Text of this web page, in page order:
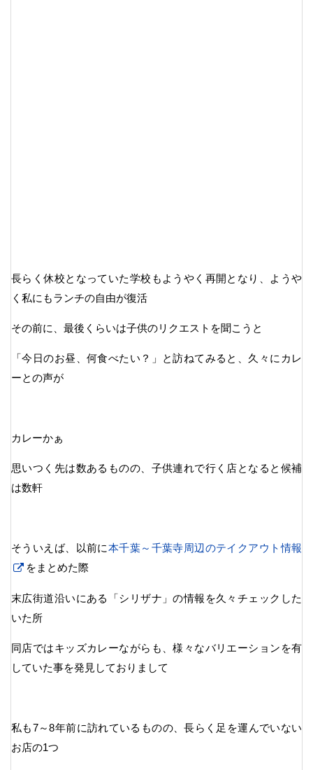
長らく休校となっていた学校もようやく再開となり、ようや
く私にもランチの自由が復活
その前に、最後くらいは子供のリクエストを聞こうと
「今日のお昼、何食べたい？」と訪ねてみると、久々にカレ
ーとの声が
カレーかぁ
思いつく先は数あるものの、子供連れで行く店となると候補
は数軒
そういえば、以前に本千葉～千葉寺周辺のテイクアウト情報
をまとめた際
末広街道沿いにある「シリザナ」の情報を久々チェックした
いた所
同店ではキッズカレーながらも、様々なバリエーションを有
していた事を発見しておりまして
私も7～8年前に訪れているものの、長らく足を運んでいない
お店の1つ